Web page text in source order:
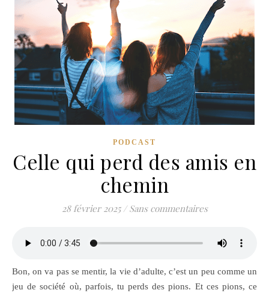
PODCAST
Celle qui perd des amis en
chemin
28 février 2025 / Sans commentaires
Bon, on va pas se mentir, la vie d’adulte, c’est un peu comme un
jeu de société où, parfois, tu perds des pions. Et ces pions, ce